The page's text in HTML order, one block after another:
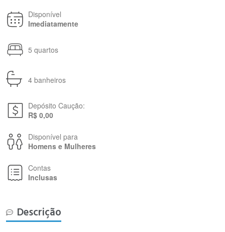
Disponível
Imediatamente
5 quartos
4 banheiros
Depósito Caução:
R$ 0,00
Disponível para
Homens e Mulheres
Contas
Inclusas
Descrição